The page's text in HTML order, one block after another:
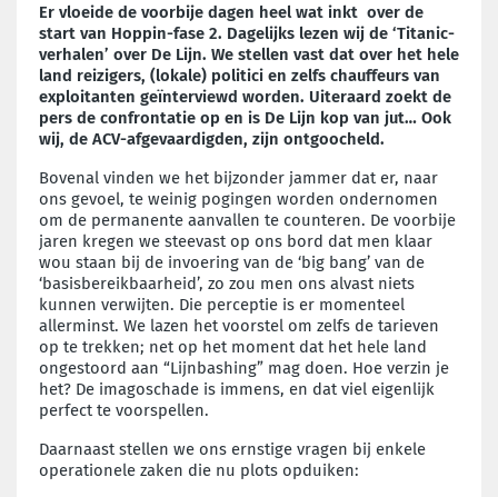
Er vloeide de voorbije dagen heel wat inkt over de
start van Hoppin-fase 2. Dagelijks lezen wij de ‘Titanic-
verhalen’ over De Lijn. We stellen vast dat over het hele
land reizigers, (lokale) politici en zelfs chauffeurs van
exploitanten geïnterviewd worden. Uiteraard zoekt de
pers de confrontatie op en is De Lijn kop van jut… Ook
wij, de ACV-afgevaardigden, zijn ontgoocheld.
Bovenal vinden we het bijzonder jammer dat er, naar
ons gevoel, te weinig pogingen worden ondernomen
om de permanente aanvallen te counteren. De voorbije
jaren kregen we steevast op ons bord dat men klaar
wou staan bij de invoering van de ‘big bang’ van de
‘basisbereikbaarheid’, zo zou men ons alvast niets
kunnen verwijten. Die perceptie is er momenteel
allerminst. We lazen het voorstel om zelfs de tarieven
op te trekken; net op het moment dat het hele land
ongestoord aan “Lijnbashing” mag doen. Hoe verzin je
het? De imagoschade is immens, en dat viel eigenlijk
perfect te voorspellen.
Daarnaast stellen we ons ernstige vragen bij enkele
operationele zaken die nu plots opduiken: